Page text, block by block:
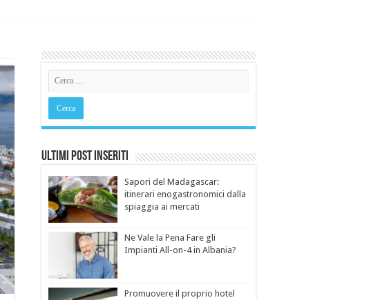
Ultimi Post Inseriti
Sapori del Madagascar:
itinerari enogastronomici dalla
spiaggia ai mercati
Ne Vale la Pena Fare gli
Impianti All-on-4 in Albania?
Promuovere il proprio hotel